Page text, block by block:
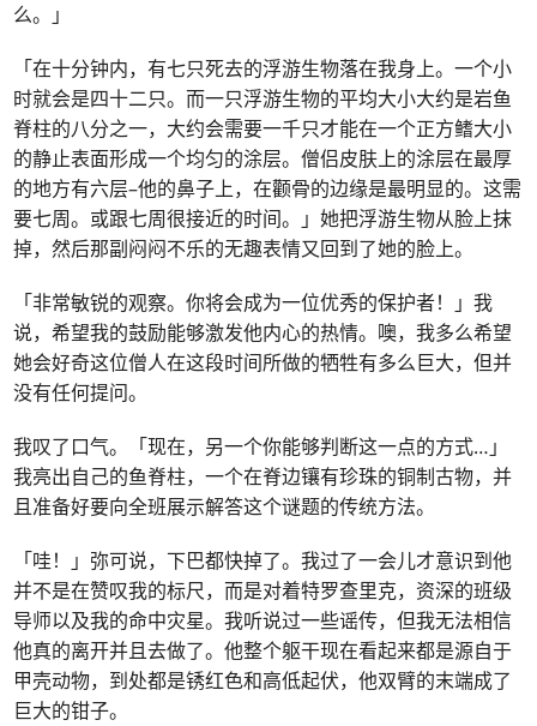
么。」
「在十分钟内，有七只死去的浮游生物落在我身上。一个小
时就会是四十二只。而一只浮游生物的平均大小大约是岩鱼
脊柱的八分之一，大约会需要一千只才能在一个正方鳍大小
的静止表面形成一个均匀的涂层。僧侣皮肤上的涂层在最厚
的地方有六层–他的鼻子上，在颧骨的边缘是最明显的。这需
要七周。或跟七周很接近的时间。」她把浮游生物从脸上抹
掉，然后那副闷闷不乐的无趣表情又回到了她的脸上。
「非常敏锐的观察。你将会成为一位优秀的保护者！」我
说，希望我的鼓励能够激发他内心的热情。噢，我多么希望
她会好奇这位僧人在这段时间所做的牺牲有多么巨大，但并
没有任何提问。
我叹了口气。「现在，另一个你能够判断这一点的方式…」
我亮出自己的鱼脊柱，一个在脊边镶有珍珠的铜制古物，并
且准备好要向全班展示解答这个谜题的传统方法。
「哇！」弥可说，下巴都快掉了。我过了一会儿才意识到他
并不是在赞叹我的标尺，而是对着特罗查里克，资深的班级
导师以及我的命中灾星。我听说过一些谣传，但我无法相信
他真的离开并且去做了。他整个躯干现在看起来都是源自于
甲壳动物，到处都是锈红色和高低起伏，他双臂的末端成了
巨大的钳子。